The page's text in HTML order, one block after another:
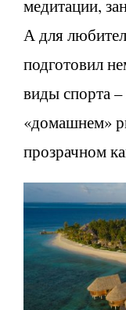
медитации,
А для
подготовил
виды спорта
«домашнем»
прозрачном